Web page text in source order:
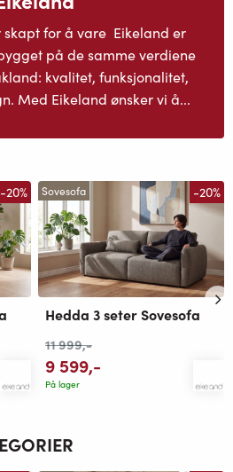
skapt for å vare Eikeland er
på de samme verdiene
kvalitet, funksjonalitet,
Med Eikeland ønsker vi å...
-20% Sovesofa -20%
Hedda 3 seter Sovesofa
11 999,-
9 599,-
På lager